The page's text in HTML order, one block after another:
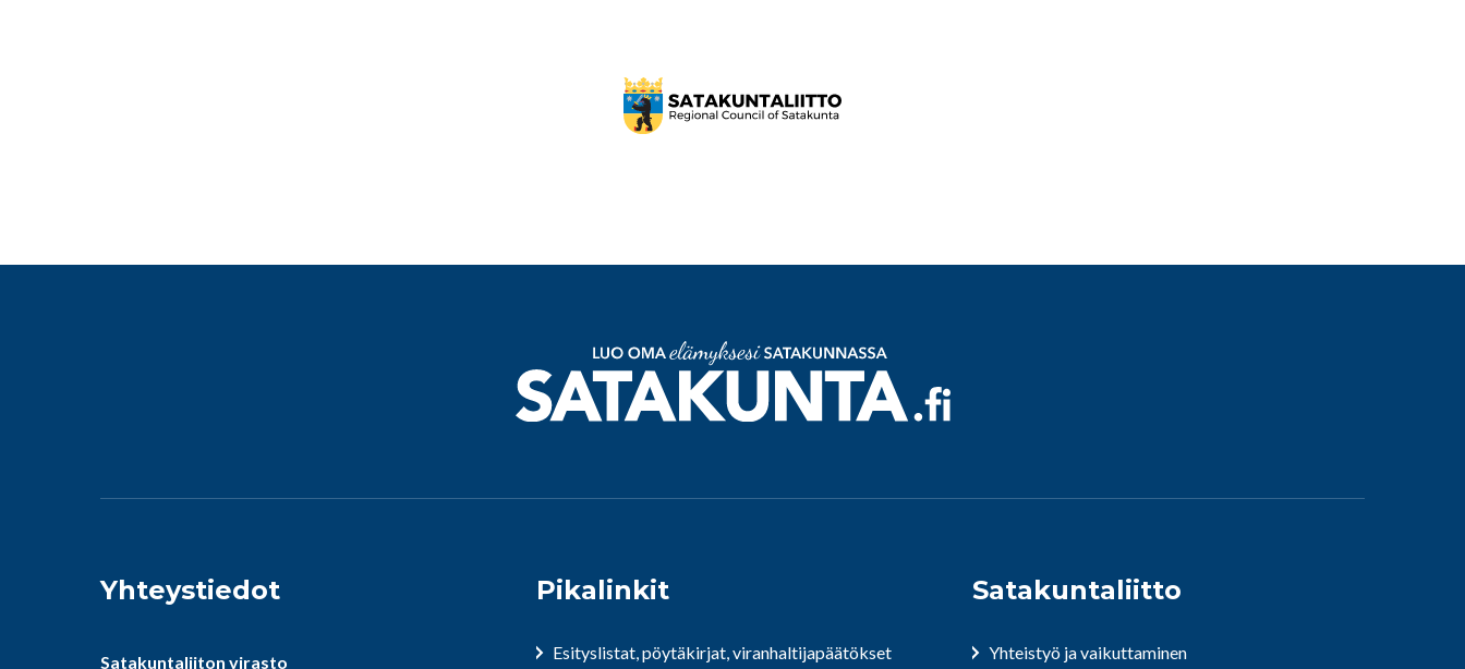
Yhteystiedot
Satakuntaliiton virasto
Pikalinkit
Esityslistat, pöytäkirjat, viranhaltijapäätökset
Satakuntaliitto
Yhteistyö ja vaikuttaminen